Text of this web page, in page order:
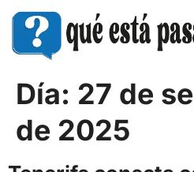
Día: 27 de
de 2025